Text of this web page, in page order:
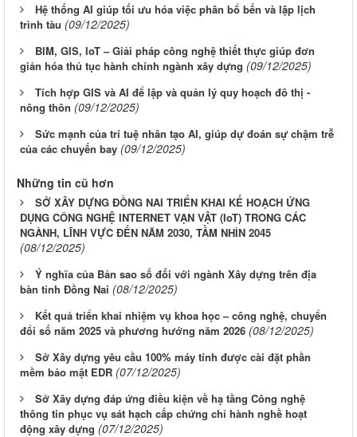
Hệ thống AI giúp tối ưu hóa việc phân bổ bến và lập lịch
trình tàu (09/12/2025)
BIM, GIS, IoT – Giải pháp công nghệ thiết thực giúp đơn
giản hóa thủ tục hành chính ngành xây dựng (09/12/2025)
Tích hợp GIS và AI để lập và quản lý quy hoạch đô thị -
nông thôn (09/12/2025)
Sức mạnh của trí tuệ nhân tạo AI, giúp dự đoán sự chậm trễ
của các chuyến bay (09/12/2025)
Những tin cũ hơn
SỞ XÂY DỰNG ĐỒNG NAI TRIỂN KHAI KẾ HOẠCH ỨNG
DỤNG CÔNG NGHỆ INTERNET VẠN VẬT (IoT) TRONG CÁC
NGÀNH, LĨNH VỰC ĐẾN NĂM 2030, TẦM NHÌN 2045
(08/12/2025)
Ý nghĩa của Bản sao số đối với ngành Xây dựng trên địa
bàn tỉnh Đồng Nai (08/12/2025)
Kết quả triển khai nhiệm vụ khoa học – công nghệ, chuyển
đổi số năm 2025 và phương hướng năm 2026 (08/12/2025)
Sở Xây dựng yêu cầu 100% máy tính được cài đặt phần
mềm bảo mật EDR (07/12/2025)
Sở Xây dựng đáp ứng điều kiện về hạ tầng Công nghệ
thông tin phục vụ sát hạch cấp chứng chỉ hành nghề hoạt
động xây dựng (07/12/2025)